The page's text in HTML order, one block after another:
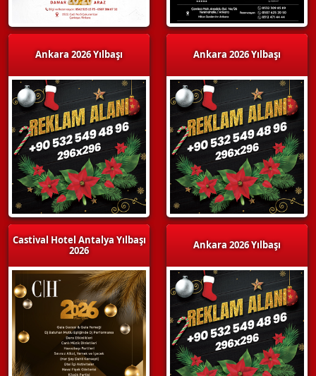
Ankara 2026 Yılbaşı
Castival Hotel Antalya Yılbaşı
2026
Ankara 2026 Yılbaşı
Ankara 2026 Yılbaşı